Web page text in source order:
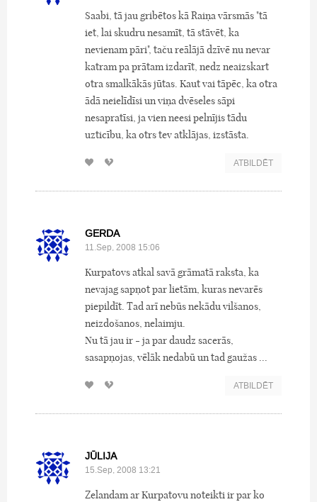
Saabi, tā jau gribētos kā Raiņa vārsmās "tā
iet, lai skudru nesamīt, tā stāvēt, ka
nevienam pāri", taču reālājā dzīvē nu nevar
katram pa prātam izdarīt, nedz neaizskart
otra smalkākās jūtas. Kaut vai tāpēc, ka otra
ādā neielīdīsi un viņa dvēseles sāpi
nesapratīsi, ja vien neesi pelnījis tādu
uzticību, ka otrs tev atklājas, izstāsta.
ATBILDĒT
GERDA
11.Sep, 2008 15:06
Kurpatovs atkal savā grāmatā raksta, ka
nevajag sapņot par lietām, kuras nevarēs
piepildīt. Tad arī nebūs nekādu vilšanos,
neizdošanos, nelaimju.
Nu tā jau ir - ja par daudz sacerās,
sasapņojas, vēlāk nedabū un tad gaužas ...
ATBILDĒT
JŪLIJA
15.Sep, 2008 13:21
Zelandam ar Kurpatovu noteikti ir par ko